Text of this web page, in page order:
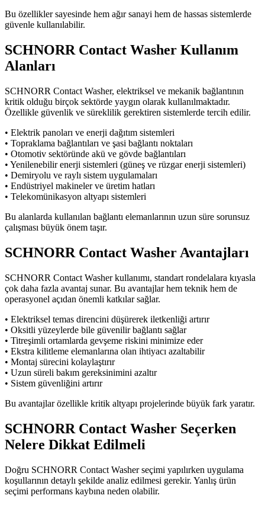
Bu özellikler sayesinde hem ağır sanayi hem de hassas sistemlerde
güvenle kullanılabilir.
SCHNORR Contact Washer Kullanım
Alanları
SCHNORR Contact Washer, elektriksel ve mekanik bağlantının
kritik olduğu birçok sektörde yaygın olarak kullanılmaktadır.
Özellikle güvenlik ve süreklilik gerektiren sistemlerde tercih edilir.
• Elektrik panoları ve enerji dağıtım sistemleri
• Topraklama bağlantıları ve şasi bağlantı noktaları
• Otomotiv sektöründe akü ve gövde bağlantıları
• Yenilenebilir enerji sistemleri (güneş ve rüzgar enerji sistemleri)
• Demiryolu ve raylı sistem uygulamaları
• Endüstriyel makineler ve üretim hatları
• Telekomünikasyon altyapı sistemleri
Bu alanlarda kullanılan bağlantı elemanlarının uzun süre sorunsuz
çalışması büyük önem taşır.
SCHNORR Contact Washer Avantajları
SCHNORR Contact Washer kullanımı, standart rondelalara kıyasla
çok daha fazla avantaj sunar. Bu avantajlar hem teknik hem de
operasyonel açıdan önemli katkılar sağlar.
• Elektriksel temas direncini düşürerek iletkenliği artırır
• Oksitli yüzeylerde bile güvenilir bağlantı sağlar
• Titreşimli ortamlarda gevşeme riskini minimize eder
• Ekstra kilitleme elemanlarına olan ihtiyacı azaltabilir
• Montaj sürecini kolaylaştırır
• Uzun süreli bakım gereksinimini azaltır
• Sistem güvenliğini artırır
Bu avantajlar özellikle kritik altyapı projelerinde büyük fark yaratır.
SCHNORR Contact Washer Seçerken
Nelere Dikkat Edilmeli
Doğru SCHNORR Contact Washer seçimi yapılırken uygulama
koşullarının detaylı şekilde analiz edilmesi gerekir. Yanlış ürün
seçimi performans kaybına neden olabilir.